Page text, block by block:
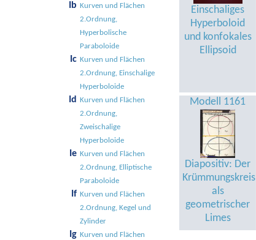
Ib Kurven und Flächen
2.Ordnung,
Hyperbolische
Paraboloide
Ic Kurven und Flächen
2.Ordnung, Einschalige
Hyperboloide
Id
Kurven und Flächen
2.Ordnung,
Zweischalige
Hyperboloide
Ie Kurven und Flächen
2.Ordnung, Elliptische
Paraboloide
If Kurven und Flächen
2.Ordnung, Kegel und
Zylinder
Ig Kurven und Flächen
Einschaliges
Hyperboloid
und konfokales
Ellipsoid
Modell 1161
Diapositiv: Der
Krümmungskreis
als
geometrischer
Limes